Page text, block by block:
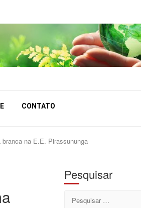
CONTATO
na E.E. Pirassununga
Pesquisar
Pesquisar